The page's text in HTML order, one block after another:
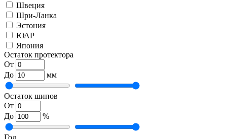
Швеция
Шри-Ланка
Эстония
ЮАР
Япония
Остаток протектора
От
До
мм
Остаток шипов
От
До
%
Год